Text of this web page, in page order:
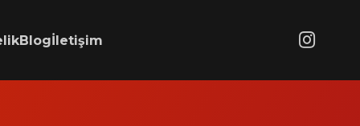
Blogİletişim